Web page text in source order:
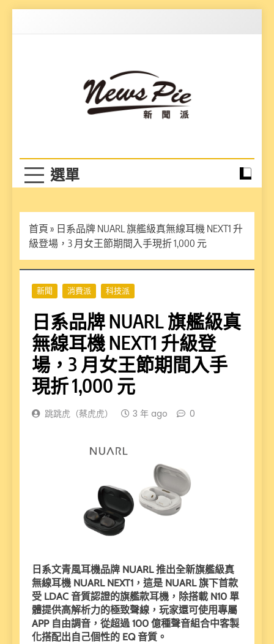
首頁 » 日系品牌 NUARL 旗艦級真無線耳機 NEXT1 升
級登場，3 月女王節期間入手現折 1,000 元
新聞 消費派 科技派
日系品牌 NUARL 旗艦級真
無線耳機 NEXT1 升級登
場，3 月女王節期間入手
現折 1,000 元
跳跳虎（蔡虎虎） 3 年 ago 0
日系文青風耳機品牌 NUARL 推出全新旗艦級真
無線耳機 NUARL NEXT1，這是 NUARL 旗下首款
受 LDAC 音質認證的旗艦款耳機，除搭載 N10 單
體提供高解析力的極致聲線，玩家還可使用專屬
APP 自由調音，從超過 100 億種聲音組合中客製
化搭配出自己個性的 EQ 音質。